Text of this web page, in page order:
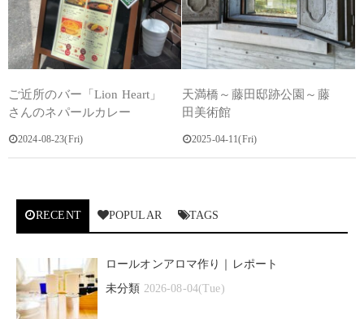
ご近所のバー「Lion Heart」
さんのネパールカレー
2024-08-23(Fri)
天満橋～藤田邸跡公園～藤
田美術館
2025-04-11(Fri)
RECENT POPULAR TAGS
ロールオンアロマ作り｜レポート
未分類 2026-08-04(Tue)